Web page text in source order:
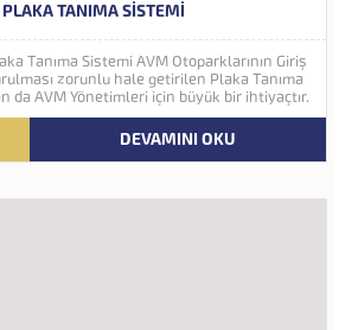
TANIMA SISTEMI
Tanıma Sistemi AVM Otoparklarının Giriş
zorunlu hale getirilen Plaka Tanıma
da AVM Yönetimleri için büyük bir ihtiyaçtır.
Sisteminden elde edecekleri verilerle
analizlerini çok ayrıntılı...
DEVAMINI OKU